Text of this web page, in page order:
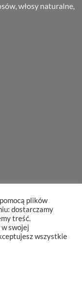
włosy naturalne,
REKLAMACJE
plików
dostarczamy
treść.
swojej
wszystkie